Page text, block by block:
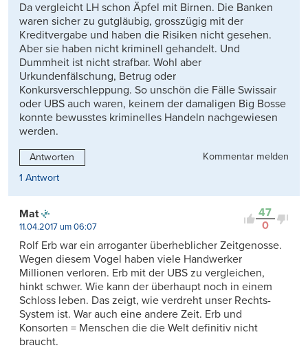
Da vergleicht LH schon Äpfel mit Birnen. Die Banken
waren sicher zu gutgläubig, grosszügig mit der
Kreditvergabe und haben die Risiken nicht gesehen.
Aber sie haben nicht kriminell gehandelt. Und
Dummheit ist nicht strafbar. Wohl aber
Urkundenfälschung, Betrug oder
Konkursverschleppung. So unschön die Fälle Swissair
oder UBS auch waren, keinem der damaligen Big Bosse
konnte bewusstes kriminelles Handeln nachgewiesen
werden.
Antworten
Kommentar melden
1 Antwort
47
0
Mat
11.04.2017 um 06:07
Rolf Erb war ein arroganter überheblicher Zeitgenosse.
Wegen diesem Vogel haben viele Handwerker
Millionen verloren. Erb mit der UBS zu vergleichen,
hinkt schwer. Wie kann der überhaupt noch in einem
Schloss leben. Das zeigt, wie verdreht unser Rechts-
System ist. War auch eine andere Zeit. Erb und
Konsorten = Menschen die die Welt definitiv nicht
braucht.